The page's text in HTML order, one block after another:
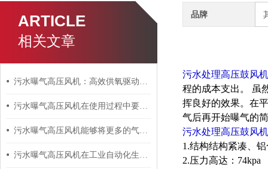
ARTICLE
相关文章
污水曝气高压风机：高效供氧驱动生化处理的“绿色心脏”
污水曝气高压风机在使用过程中要牢记这些要素
污水曝气高压风机能够将更多的气体压缩到相同的体积中
污水曝气高压风机在工业自动化生产过程中起到什么作用呢？
品牌
污水处理高压鼓风机
程的成本支出。 虽
挥良好的效果。在
气后再开始曝气的
污水处理高压鼓风
1.结构结构紧凑、
2.压力高达：74kpa